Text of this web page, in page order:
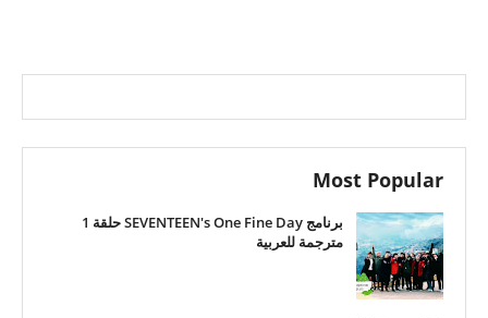
Most Popular
برنامج SEVENTEEN's One Fine Day حلقة 1
مترجمة للعربية